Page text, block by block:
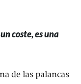
coste, es una
de las palancas